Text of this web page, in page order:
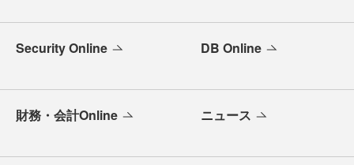
Security Online DB Online
財務・会計Online ニュース